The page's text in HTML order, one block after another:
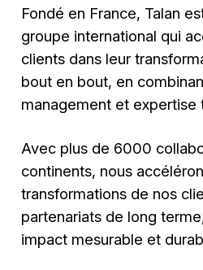
Fondé en France, Talan
groupe international qui
clients dans leur
bout en bout, en
management et expertise
Avec plus de 6000
continents, nous
transformations de nos
partenariats de long
impact mesurable et